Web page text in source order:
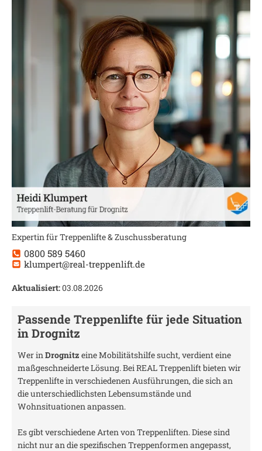
Expertin für Treppenlifte & Zuschussberatung
0800 589 5460
klumpert@real-treppenlift.de
Aktualisiert:03.08.2026
Passende Treppenlifte für jede Situation
inDrognitz
Wer inDrognitz eine Mobilitätshilfe sucht, verdient eine
maßgeschneiderte Lösung. Bei REAL Treppenlift bieten wir
Treppenlifte in verschiedenen Ausführungen, die sich an
die unterschiedlichsten Lebensumstände und
Wohnsituationen anpassen.
Es gibt verschiedene Arten von Treppenliften. Diese sind
nicht nur an die spezifischen Treppenformen angepasst,